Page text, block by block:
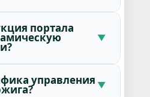
портала
управления